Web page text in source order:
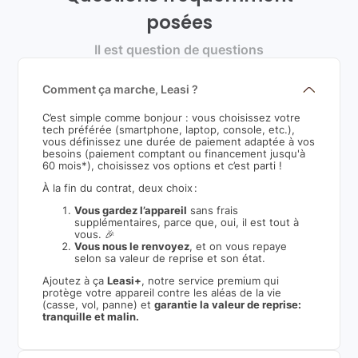
posées
Il est question de questions
Comment ça marche, Leasi ?
C’est simple comme bonjour : vous choisissez votre
tech préférée (smartphone, laptop, console, etc.),
vous définissez une durée de paiement adaptée à vos
besoins (paiement comptant ou financement jusqu'à
60 mois*), choisissez vos options et c’est parti !
À la fin du contrat, deux choix :
Vous gardez l’appareil sans frais
supplémentaires, parce que, oui, il est tout à
vous. 🎉
Vous nous le renvoyez, et on vous repaye
selon sa valeur de reprise et son état.
Ajoutez à ça Leasi+, notre service premium qui
protège votre appareil contre les aléas de la vie
(casse, vol, panne) etgarantie la valeur de reprise:
tranquille et malin.